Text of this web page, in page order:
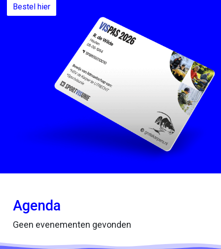
Bestel hier
Agenda
Geen evenementen gevonden